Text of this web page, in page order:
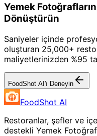
Yemek
Dönüştürün
Saniyeler içinde
oluşturan 25,000+
maliyetlerinizden %95
FoodShot AI'ı Deneyin
FoodShot AI
Restoranlar, şefler ve
destekli Yemek